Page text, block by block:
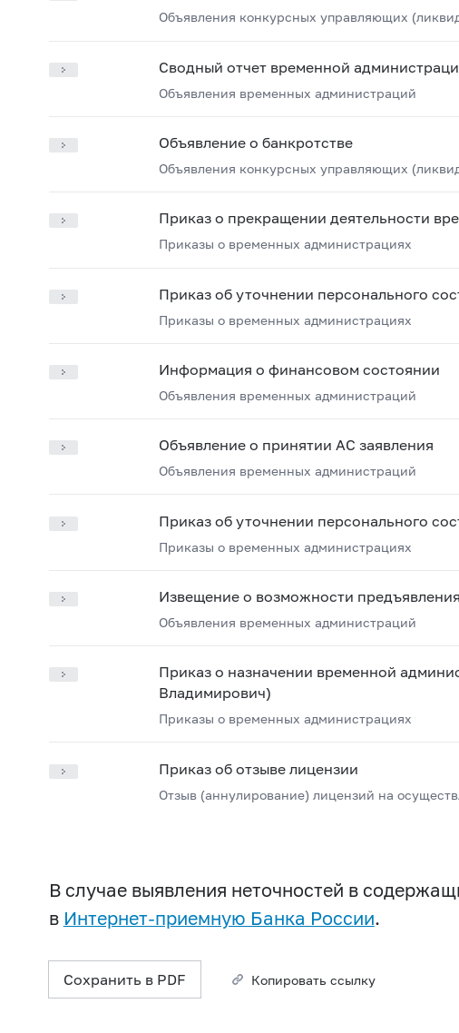
Объявления конкурсных управляющих
Сводный отчет временной
Объявления временных администраций
Объявление о банкротстве
Объявления конкурсных управляющих
Приказ о прекращении деятельности
Приказы о временных администрациях
Приказ об уточнении персонального
Приказы о временных администрациях
Информация о финансовом состоянии
Объявления временных администраций
Объявление о принятии АС заявления
Объявления временных администраций
Приказ об уточнении персонального
Приказы о временных администрациях
Извещение о возможности
Объявления временных администраций
Приказ о назначении временной
Владимирович)
Приказы о временных администрациях
Приказ об отзыве лицензии
Отзыв (аннулирование) лицензий на
В случае выявления неточностей в
в Интернет-приемную Банка России.
Сохранить в PDF Копировать ссылку